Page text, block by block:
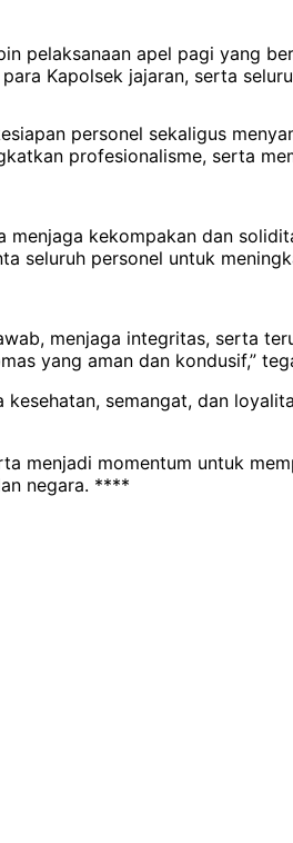
pelaksanaan apel pagi yang
Kapolsek jajaran, serta
personel sekaligus
profesionalisme, serta
kekompakan dan
seluruh personel untuk
menjaga integritas, serta
yang aman dan kondusif,”
semangat, dan
menjadi momentum untuk
negara. ****